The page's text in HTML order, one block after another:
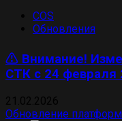
COS
Обновления
⚠️ Внимание!
СТК с 24 февраля
Обновление